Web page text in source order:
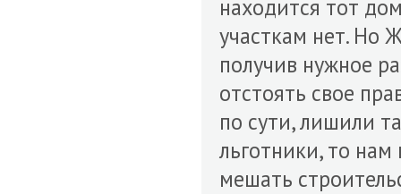
находится тот
участкам нет. Но
получив нужное
отстоять свое
по сути, лишили
льготники, то
мешать